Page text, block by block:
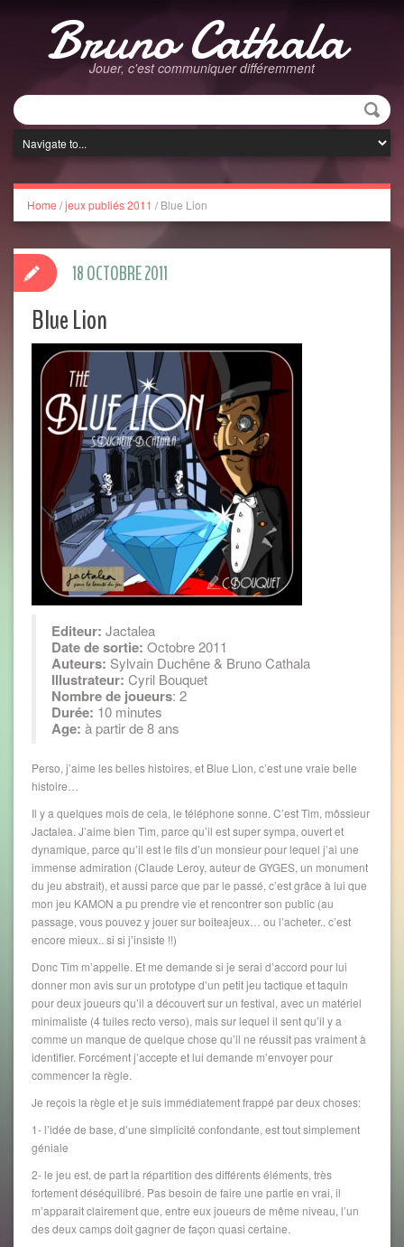
Bruno Cathala
Jouer, c'est communiquer différemment
Home /jeux publiés 2011 / Blue Lion
Blue Lion
Editeur: Jactalea
Date de sortie: Octobre 2011
Auteurs: Sylvain Duchêne & Bruno Cathala
Illustrateur: Cyril Bouquet
Nombrede joueurs: 2
Durée: 10 minutes
Age: à partir de 8 ans
Perso, j’aime les belles histoires, et Blue Lion, c’est une vraie belle
histoire…
Il y a quelques mois de cela, le téléphone sonne. C’est Tim, môssieur
Jactalea. J’aime bien Tim, parce qu’il est super sympa, ouvert et
dynamique, parce qu’il est le fils d’un monsieur pour lequel j’ai une
immense admiration (Claude Leroy, auteur de GYGES, un monument
du jeu abstrait), et aussi parce que par le passé, c’est grâce à lui que
mon jeu KAMON a pu prendre vie et rencontrer son public (au
passage, vous pouvez y jouer sur boiteajeux… ou l’acheter.. c’est
encore mieux.. si si j’insiste !!)
Donc Tim m’appelle. Et me demande si je serai d’accord pour lui
donner mon avis sur un prototype d’un petit jeu tactique et taquin
pour deux joueurs qu’il a découvert sur un festival, avec un matériel
minimaliste (4 tuiles recto verso), mais sur lequel il sent qu’il y a
comme un manque de quelque chose qu’il ne réussit pas vraiment à
identifier. Forcément j’accepte et lui demande m’envoyer pour
commencer la règle.
Je reçois la règle et je suis immédiatement frappé par deux choses:
1- l’idée de base, d’une simplicité confondante, est tout simplement
géniale
2- le jeu est, de part la répartition des différents éléments, très
fortement déséquilibré. Pas besoin de faire une partie en vrai, il
m’apparait clairement que, entre eux joueurs de même niveau, l’un
des deux camps doit gagner de façon quasi certaine.
18 OCTOBRE 2011